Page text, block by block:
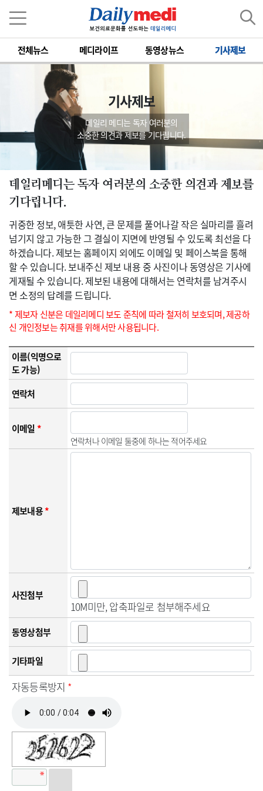
전체뉴스 메디라이프 동영상뉴스 기사제보
기사제보
데일리 메디는 독자 여러분의
소중한 의견과 제보를 기다립니다.
데일리메디는 독자 여러분의 소중한 의견과 제보를
기다립니다.
귀중한 정보, 애틋한 사연, 큰 문제를 풀어나갈 작은 실마리를 흘려
넘기지 않고 가능한 그 결실이 지면에 반영될 수 있도록 최선을 다
하겠습니다. 제보는 홈페이지 외에도 이메일 및 페이스북을 통해
할 수 있습니다. 보내주신 제보 내용 중 사진이나 동영상은 기사에
게재될 수 있습니다. 제보된 내용에 대해서는 연락처를 남겨주시
면 소정의 답례를 드립니다.
* 제보자 신분은 데일리메디 보도 준칙에 따라 철저히 보호되며, 제공하
신 개인정보는 취재를 위해서만 사용됩니다.
이름(익명으로
도 가능)
연락처
이메일*
연락처나 이메일 둘중에 하나는 적어주세요
제보내용*
사진첨부
10M미만, 압축파일로 첨부해주세요
동영상첨부
기타파일
자동등록방지 *